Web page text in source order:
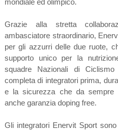
Grazie alla stretta
ambasciatore straordinario,
per gli azzurri delle due ruote,
supporto unico per la
squadre Nazionali di
completa di integratori prima,
e la sicurezza che da sempre
anche garanzia doping free.
Gli integratori Enervit Sport